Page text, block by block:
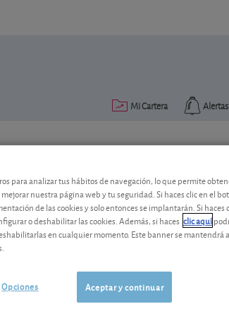
Alertas
Mi Cartera
Alcon mantiene un fuerte
El especialista suizo en dispositivos
para analizar tus hábitos de navegación, lo que permite
nuestra página web y tu seguridad. Si haces clic en el
de las cookies y solo entonces se implantarán. Si haces
o deshabilitar las cookies. Además, si haces clic aquí
en cualquier momento. Este banner se mantendrá
Aceptar y continuar
Opciones